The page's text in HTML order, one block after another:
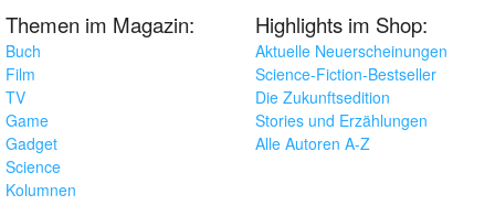
Themen im Magazin:
Buch
Film
TV
Game
Gadget
Science
Kolumnen
Highlights im Shop:
Aktuelle Neuerscheinungen
Science-Fiction-Bestseller
Die Zukunftsedition
Stories und Erzählungen
Alle Autoren A-Z